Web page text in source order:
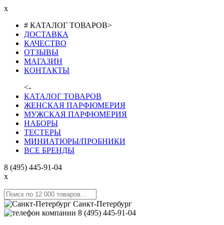
x
# КАТАЛОГ ТОВАРОВ>
ДОСТАВКА
КАЧЕСТВО
ОТЗЫВЫ
МАГАЗИН
КОНТАКТЫ
<-
КАТАЛОГ ТОВАРОВ
ЖЕНСКАЯ ПАРФЮМЕРИЯ
МУЖСКАЯ ПАРФЮМЕРИЯ
НАБОРЫ
ТЕСТЕРЫ
МИНИАТЮРЫ/ПРОБНИКИ
ВСЕ БРЕНДЫ
8 (495) 445-91-04
x
Санкт-Петербург
8 (495) 445-91-04